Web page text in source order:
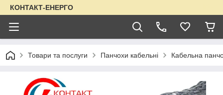
КОНТАКТ-ЕНЕРГО
Товари та послуги Панчохи кабельні Кабельна